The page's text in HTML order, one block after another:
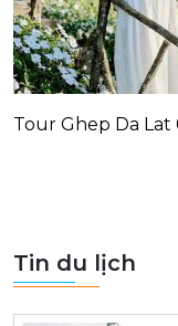
Tour Ghep Da Lat
Tin du lịch